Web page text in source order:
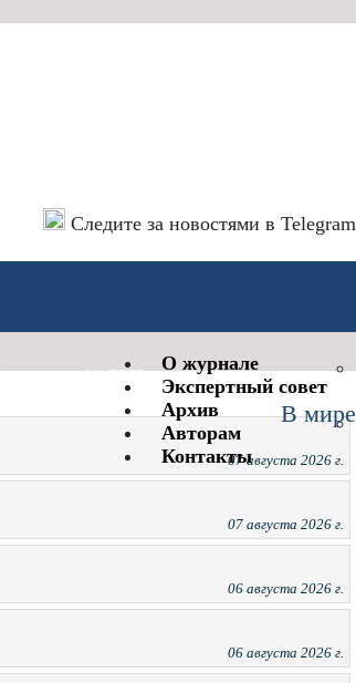
Следите за новостями в Telegram
МАСТЕР-
КЛАСС
EN
О журнале
Экспертный совет
Архив
Авторам
Контакты
В мире
07 августа 2026 г.
07 августа 2026 г.
06 августа 2026 г.
06 августа 2026 г.